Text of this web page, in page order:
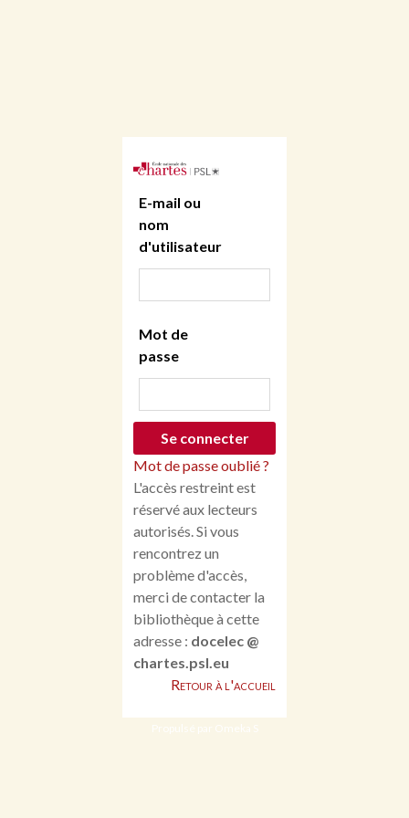
E-mail ou
nom
d'utilisateur
Mot de
passe
Mot de passe oublié ?
L'accès restreint est
réservé aux lecteurs
autorisés. Si vous
rencontrez un
problème d'accès,
merci de contacter la
bibliothèque à cette
adresse : docelec @
chartes.psl.eu
Retour à l'accueil
Propulsé par Omeka S